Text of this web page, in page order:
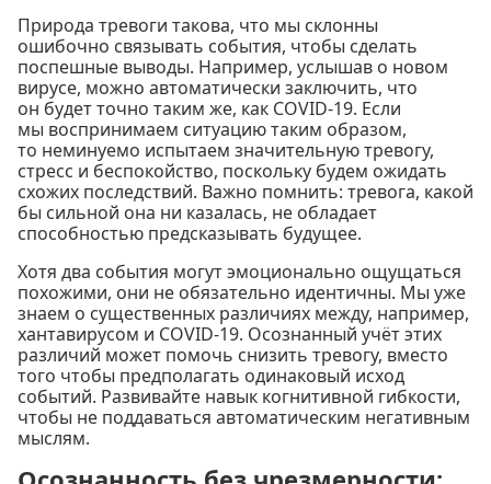
Природа тревоги такова, что мы склонны
ошибочно связывать события, чтобы сделать
поспешные выводы. Например, услышав о новом
вирусе, можно автоматически заключить, что
он будет точно таким же, как COVID-19. Если
мы воспринимаем ситуацию таким образом,
то неминуемо испытаем значительную тревогу,
стресс и беспокойство, поскольку будем ожидать
схожих последствий. Важно помнить: тревога, какой
бы сильной она ни казалась, не обладает
способностью предсказывать будущее.
Хотя два события могут эмоционально ощущаться
похожими, они не обязательно идентичны. Мы уже
знаем о существенных различиях между, например,
хантавирусом и COVID-19. Осознанный учёт этих
различий может помочь снизить тревогу, вместо
того чтобы предполагать одинаковый исход
событий. Развивайте навык когнитивной гибкости,
чтобы не поддаваться автоматическим негативным
мыслям.